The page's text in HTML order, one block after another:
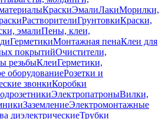
КраскиЭмалиЛакиМорилки,
РастворителиГрунтовкиКраски,
эмалиПены, клеи,
ГерметикиМонтажная пенаКлеи для
покрытийОчистители,
резьбыКлеиГерметики,
оборудованиеРозетки и
звонкиКоробки
ЭлектропатроныВилки,
ЗаземлениеЭлектромонтажные
диэлектрическиеТрубки